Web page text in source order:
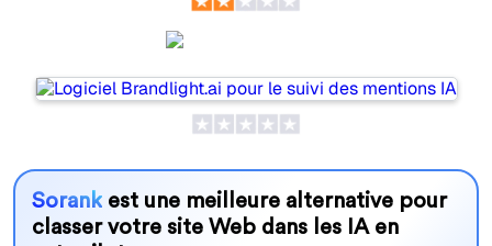
Sorankest une meilleure alternative pour
classer votre site Web dans les IA en